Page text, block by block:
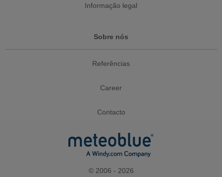
Informação legal
Sobre nós
Referências
Career
Contacto
© 2006 - 2026